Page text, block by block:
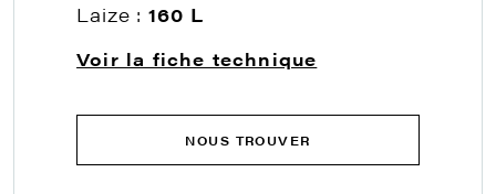
Laize :160 L
Voir la fiche technique
NOUS TROUVER